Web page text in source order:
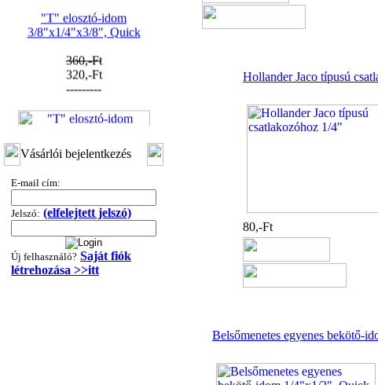
"T" elosztó-idom
3/8"x1/4"x3/8", Quick
320,-Ft
---------
"T" elosztó-idom
360,-Ft
320,-Ft
Vásárlói bejelentkezés
E-mail cím:
Jelszó: (elfelejtett jelszó)
Új felhasználó? Saját fiók
létrehozása >>itt
Hollander Jaco típusú
80,-Ft
Belsőmenetes egyenes bekötő-